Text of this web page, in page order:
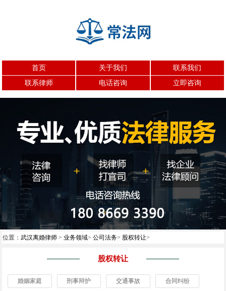
首页 关于我们
联系我们
联系律师
电话咨询 立即咨询
位置： 武汉离婚律师 > 业务领域> 公司法务> 股权转让>
股权转让
婚姻家庭 刑事辩护 交通事故 合同纠纷